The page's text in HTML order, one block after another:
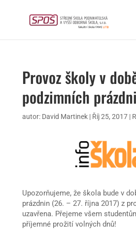
Provoz školy v
podzimních
autor: David Martinek| Říj 25, 2017|
Upozorňujeme, že škola bude v
prázdnin (26. – 27. října 2017) z
uzavřena. Přejeme všem
příjemné prožití volných dnů!